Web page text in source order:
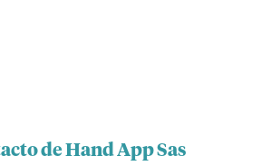
de Hand App Sas